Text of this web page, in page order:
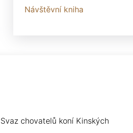
Návštěvní kniha
Svaz chovatelů koní Kinských